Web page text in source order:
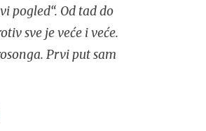
pogled“. Od tad do
sve je veće i veće.
Prvi put sam